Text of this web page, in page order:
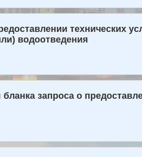
технических
водоотведения
запроса о